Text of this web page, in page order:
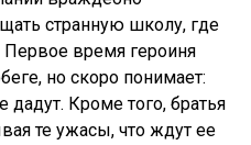
странную школу, где
Первое время героиня
но скоро понимает:
дадут. Кроме того, братья
те ужасы, что ждут ее